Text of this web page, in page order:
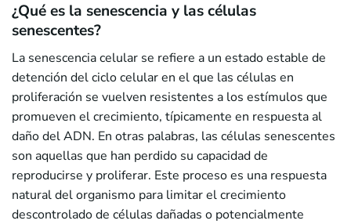
¿Qué es la senescencia y las células
senescentes?
La senescencia celular se refiere a un estado estable de
detención del ciclo celular en el que las células en
proliferación se vuelven resistentes a los estímulos que
promueven el crecimiento, típicamente en respuesta al
daño del ADN. En otras palabras, las células senescentes
son aquellas que han perdido su capacidad de
reproducirse y proliferar. Este proceso es una respuesta
natural del organismo para limitar el crecimiento
descontrolado de células dañadas o potencialmente